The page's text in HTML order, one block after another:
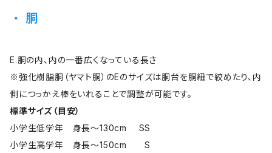
胴
E.胴の内、内の一番広くなっている長さ
※強化樹脂胴（ヤマト胴）のEのサイズは胴台を胴紐で絞めたり、内
側につっかえ棒をいれることで調整が可能です。
標準サイズ（目安）
小学生低学年 身長〜130cm SS
小学生高学年 身長～150cm S